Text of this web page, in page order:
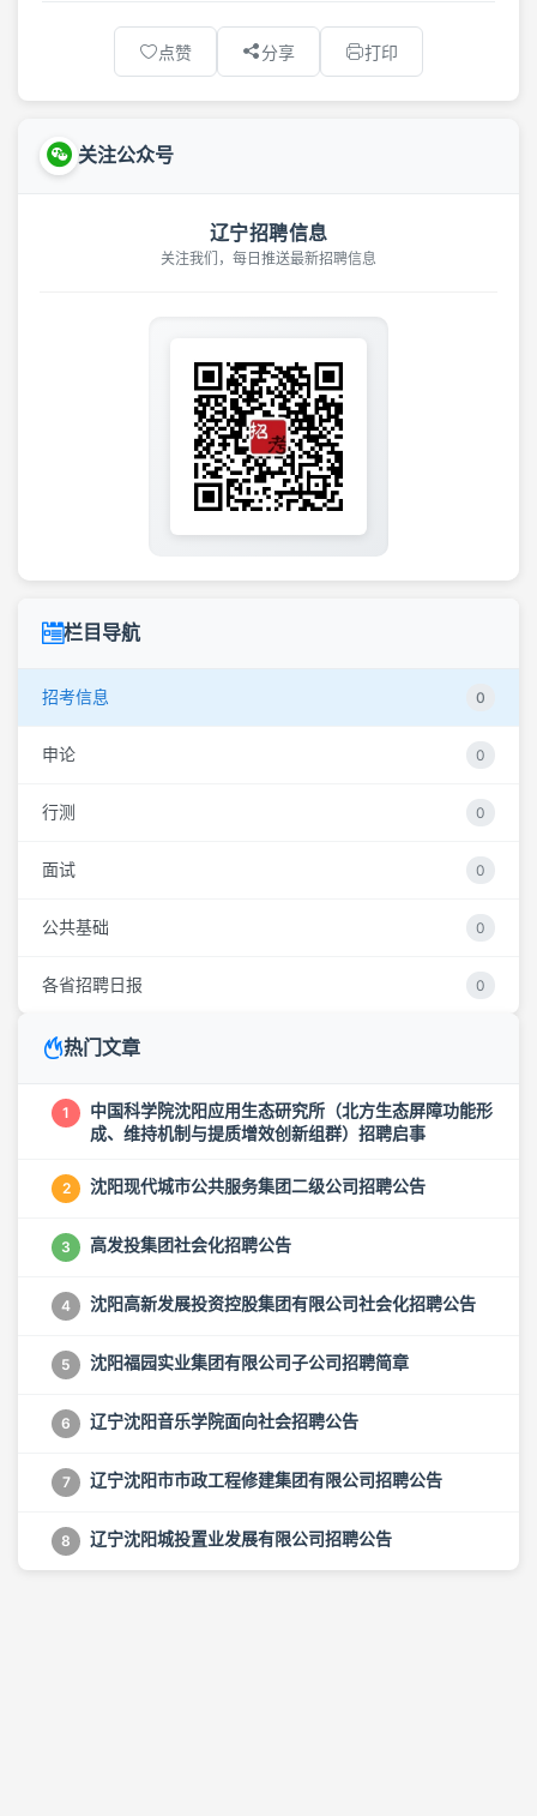
点赞 分享 打印
关注公众号
辽宁招聘信息
关注我们，每日推送最新招聘信息
栏目导航
招考信息 0
申论 0
行测 0
面试 0
公共基础 0
各省招聘日报 0
热门文章
1
中国科学院沈阳应用生态研究所（北方生态屏障功能形
成、维持机制与提质增效创新组群）招聘启事
2 沈阳现代城市公共服务集团二级公司招聘公告
3 高发投集团社会化招聘公告
4 沈阳高新发展投资控股集团有限公司社会化招聘公告
5 沈阳福园实业集团有限公司子公司招聘简章
6 辽宁沈阳音乐学院面向社会招聘公告
7 辽宁沈阳市市政工程修建集团有限公司招聘公告
8 辽宁沈阳城投置业发展有限公司招聘公告